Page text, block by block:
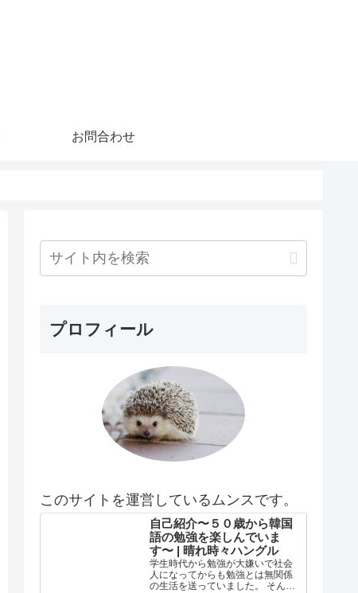
お問合わせ
プロフィール
このサイトを運営しているムンスです。
自己紹介〜５０歳から韓国
語の勉強を楽しんでいま
す〜 | 晴れ時々ハングル
学生時代から勉強が大嫌いで社会
人になってからも勉強とは無関係
の生活を送っていました。 そんな